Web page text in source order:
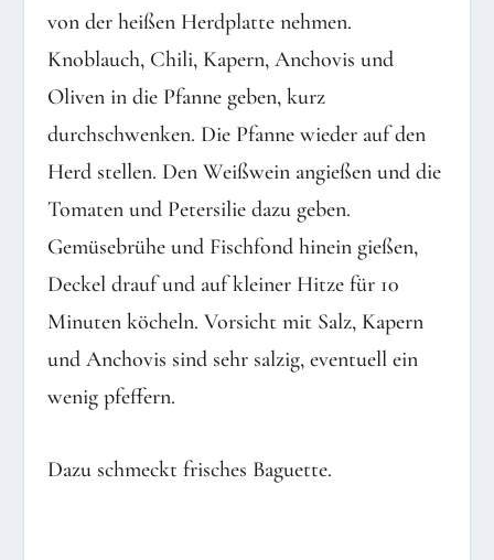
von der heißen Herdplatte nehmen.
Knoblauch, Chili, Kapern, Anchovis und
Oliven in die Pfanne geben, kurz
durchschwenken. Die Pfanne wieder auf den
Herd stellen. Den Weißwein angießen und die
Tomaten und Petersilie dazu geben.
Gemüsebrühe und Fischfond hinein gießen,
Deckel drauf und auf kleiner Hitze für 10
Minuten köcheln. Vorsicht mit Salz, Kapern
und Anchovis sind sehr salzig, eventuell ein
wenig pfeffern.
Dazu schmeckt frisches Baguette.